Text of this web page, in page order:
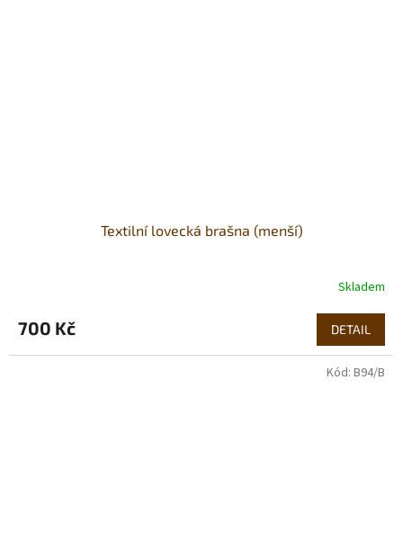
Textilní lovecká brašna (menší)
Skladem
700 Kč DETAIL
Kód: B94/B